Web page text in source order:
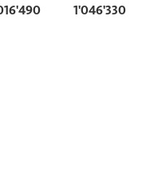
1'046'330